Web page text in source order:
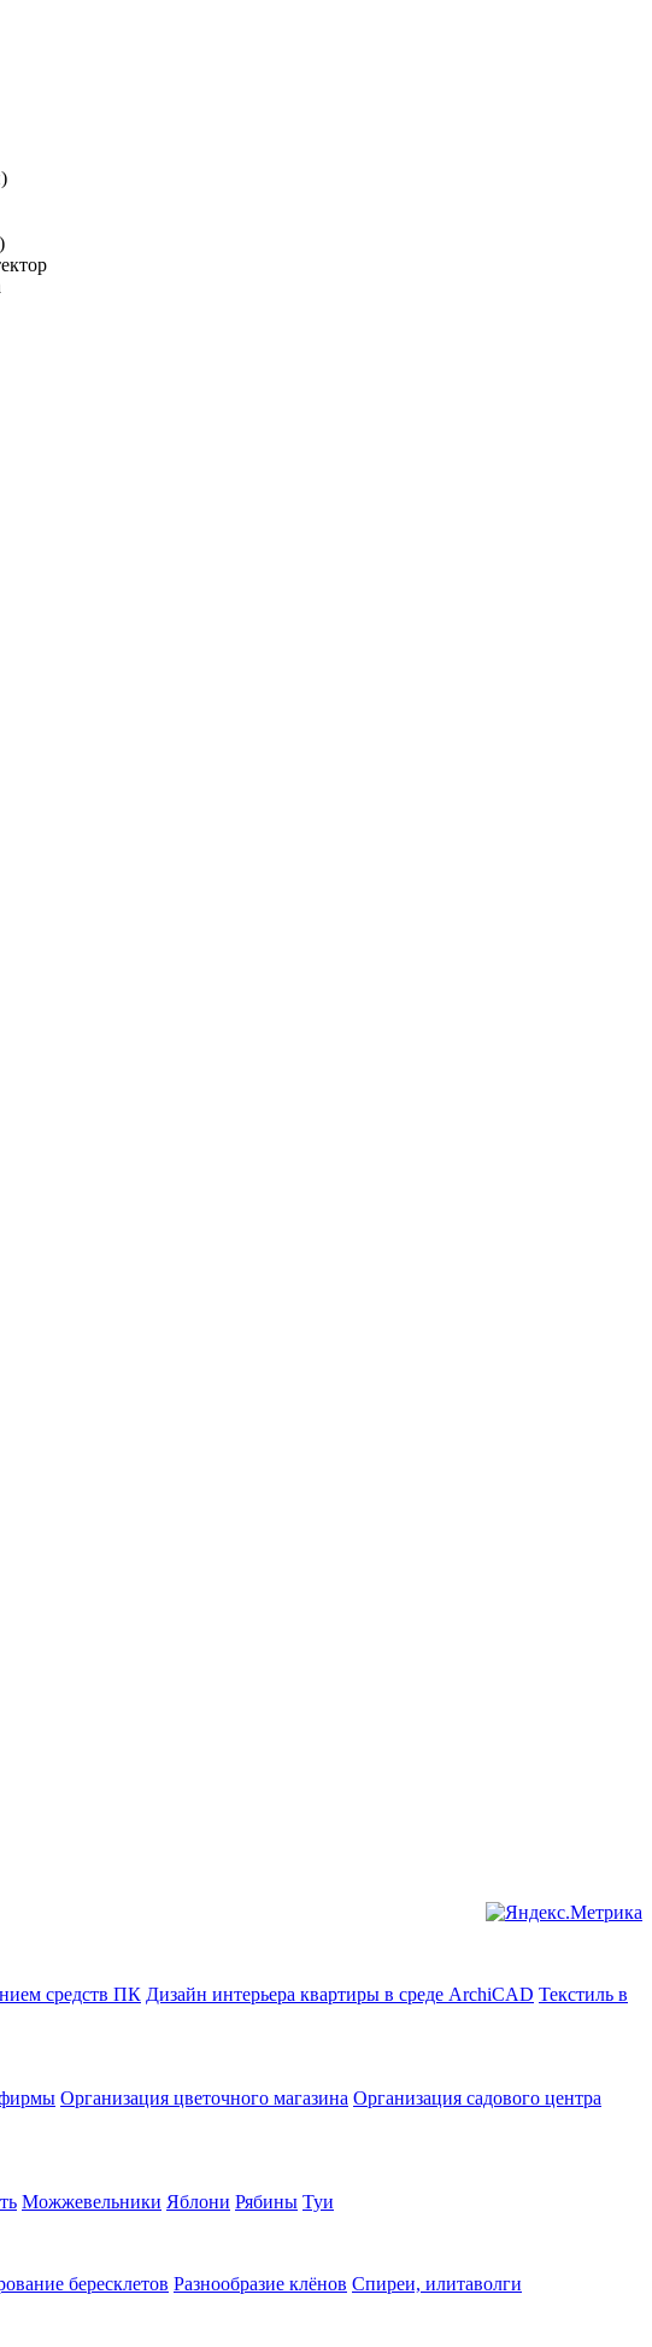
средств ПК Дизайн интерьера квартиры в среде ArchiCAD Текстиль в
Организация цветочного магазина Организация садового центра
Можжевельники Яблони Рябины Туи
бересклетов Разнообразие клёнов Спиреи, илитаволги